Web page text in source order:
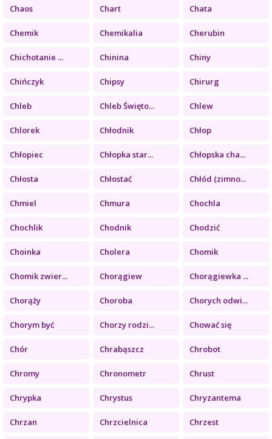
Chaos Chart Chata
Chemik Chemikalia Cherubin
Chichotanie ... Chinina Chiny
Chińczyk Chipsy Chirurg
Chleb Chleb Święto... Chlew
Chlorek Chłodnik Chłop
Chłopiec Chłopka star... Chłopska cha...
Chłosta Chłostać Chłód (zimno...
Chmiel Chmura Chochla
Chochlik Chodnik Chodzić
Choinka Cholera Chomik
Chomik zwier... Chorągiew Chorągiewka ...
Chorąży Choroba Chorych odwi...
Chorym być Chorzy rodzi... Chować się
Chór Chrabąszcz Chrobot
Chromy Chronometr Chrust
Chrypka Chrystus Chryzantema
Chrzan Chrzcielnica Chrzest